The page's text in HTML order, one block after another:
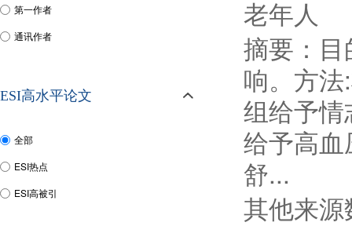
第一作者
通讯作者
ESI高水平论文
全部
ESI热点
ESI高被引
老年人
摘要：
响。方
组给予
给予高
舒...
其他来